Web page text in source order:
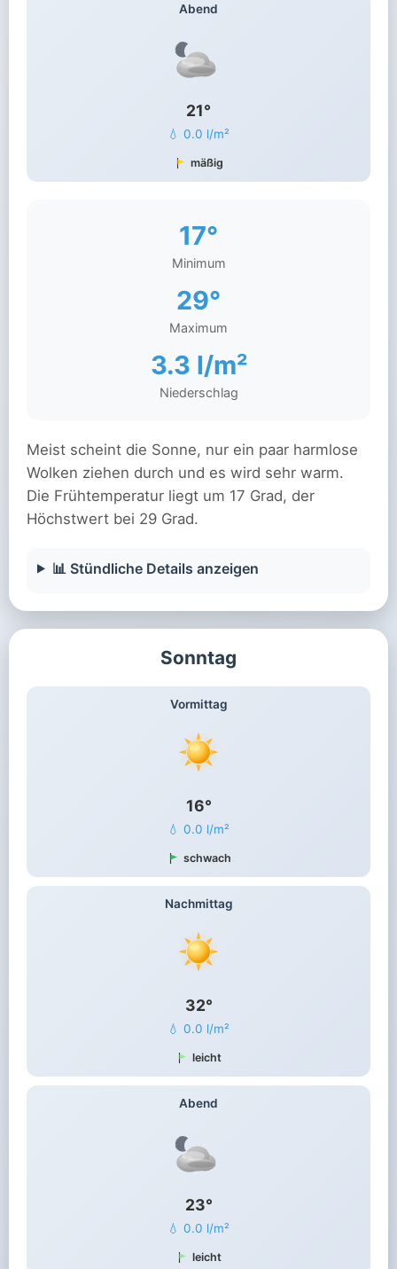
Abend
21°
💧 0.0 l/m²
mäßig
17°
Minimum
29°
Maximum
3.3 l/m²
Niederschlag
Meist scheint die Sonne, nur ein paar harmlose
Wolken ziehen durch und es wird sehr warm.
Die Frühtemperatur liegt um 17 Grad, der
Höchstwert bei 29 Grad.
📊 Stündliche Details anzeigen
Sonntag
Vormittag
16°
💧 0.0 l/m²
schwach
Nachmittag
32°
💧 0.0 l/m²
leicht
Abend
23°
💧 0.0 l/m²
leicht